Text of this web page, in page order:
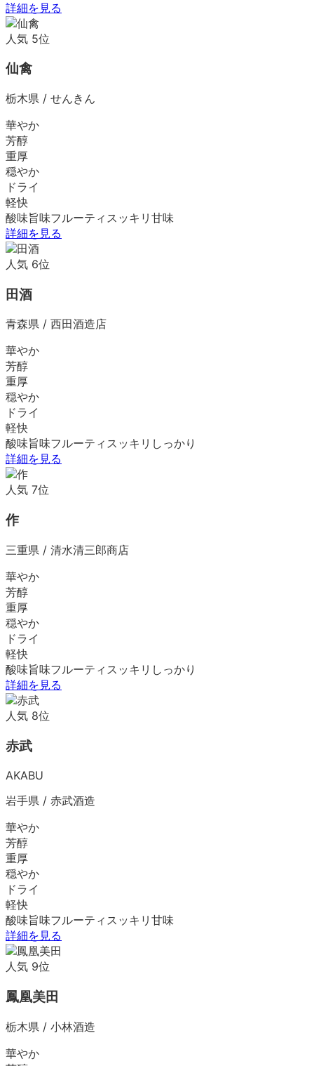
詳細を見る
人気 5位
仙禽
栃木県 / せんきん
華やか
芳醇
重厚
穏やか
ドライ
軽快
酸味旨味フルーティ スッキリ 甘味
詳細を見る
人気 6位
田酒
青森県 / 西田酒造店
華やか
芳醇
重厚
穏やか
ドライ
軽快
酸味旨味フルーティ スッキリ しっかり
詳細を見る
人気 7位
作
三重県 / 清水清三郎商店
華やか
芳醇
重厚
穏やか
ドライ
軽快
酸味旨味フルーティ スッキリ しっかり
詳細を見る
人気 8位
赤武
AKABU
岩手県 / 赤武酒造
華やか
芳醇
重厚
穏やか
ドライ
軽快
酸味旨味フルーティ スッキリ 甘味
詳細を見る
人気 9位
鳳凰美田
栃木県 / 小林酒造
華やか